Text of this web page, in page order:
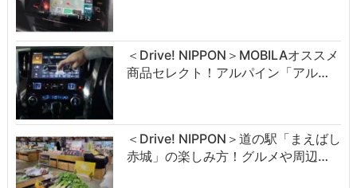
＜Drive! NIPPON＞MOBILAオススメ
商品セレクト！アルパイン「アル…
＜Drive! NIPPON＞道の駅「まえばし
赤城」の楽しみ方！グルメや周辺…